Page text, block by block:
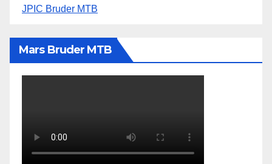
JPIC Bruder MTB
Mars Bruder MTB